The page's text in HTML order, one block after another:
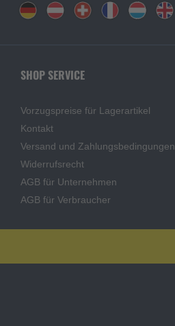
SHOP SERVICE
Vorzugspreise für Lagerartikel
Kontakt
Versand und Zahlungsbedingungen
Widerrufsrecht
AGB für Unternehmen
AGB für Verbraucher